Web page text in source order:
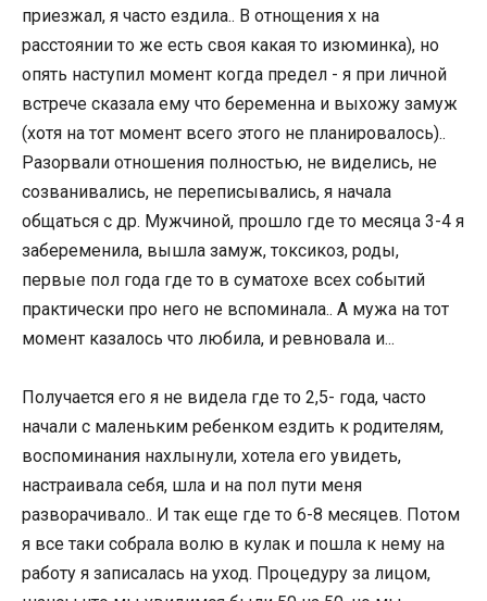
приезжал, я часто ездила.. В отнощения х на
расстоянии то же есть своя какая то изюминка), но
опять наступил момент когда предел - я при личной
встрече сказала ему что беременна и выхожу замуж
(хотя на тот момент всего этого не планировалось)..
Разорвали отношения полностью, не виделись, не
созванивались, не переписывались, я начала
общаться с др. Мужчиной, прошло где то месяца 3-4 я
забеременила, вышла замуж, токсикоз, роды,
первые пол года где то в суматохе всех событий
практически про него не вспоминала.. А мужа на тот
момент казалось что любила, и ревновала и...
Получается его я не видела где то 2,5- года, часто
начали с маленьким ребенком ездить к родителям,
воспоминания нахлынули, хотела его увидеть,
настраивала себя, шла и на пол пути меня
разворачивало.. И так еще где то 6-8 месяцев. Потом
я все таки собрала волю в кулак и пошла к нему на
работу я записалась на уход. Процедуру за лицом,